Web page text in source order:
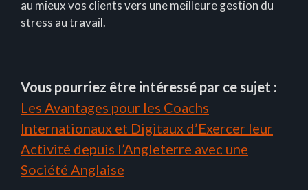
au mieux vos clients vers une meilleure gestion du
stress au travail.
Vous pourriez être intéressé par ce sujet :
Les Avantages pour les Coachs
Internationaux et Digitaux d’Exercer leur
Activité depuis l’Angleterre avec une
Société Anglaise